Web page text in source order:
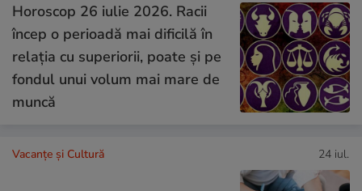
Horoscop 26 iulie 2026. Racii
încep o perioadă mai dificilă în
relația cu superiorii, poate și pe
fondul unui volum mai mare de
muncă
Vacanțe și Cultură 24 iul.